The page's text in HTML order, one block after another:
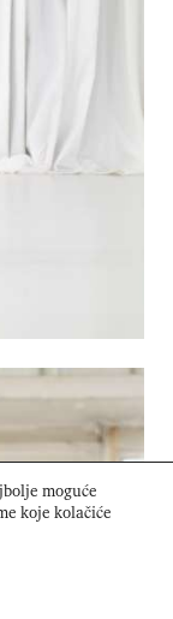
moguće
koje kolačiće